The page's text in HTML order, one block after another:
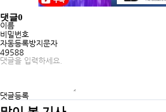
댓글0
이름
비밀번호
자동등록방지문자
49588
댓글등록